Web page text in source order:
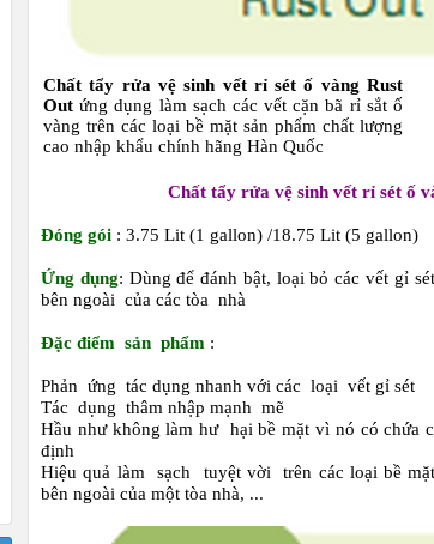
Chất tẩy rửa vệ sinh vết rỉ sét ố vàng Rust
Out ứng dụng làm sạch các vết cặn bã rỉ sắt ố
vàng trên các loại bề mặt sản phẩm chất lượng
cao nhập khẩu chính hãng Hàn Quốc
Chất tẩy rửa vệ sinh vết rỉ sét ố
Đóng gói : 3.75 Lit (1 gallon) /18.75 Lit (5 gallon)
Ứng dụng: Dùng để đánh bật, loại bỏ các vết gỉ
bên ngoài của các tòa nhà
Đặc điểm sản phẩm :
Phản ứng tác dụng nhanh với các loại vết gỉ sét
Tác dụng thâm nhập mạnh mẽ
Hầu như không làm hư hại bề mặt vì nó có chứa
định
Hiệu quả làm sạch tuyệt vời trên các loại bề
bên ngoài của một tòa nhà, ...